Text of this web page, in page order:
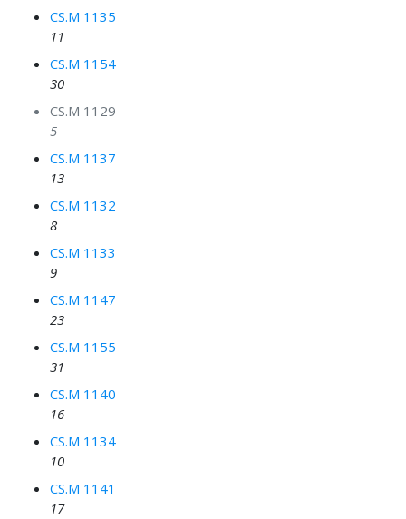
CS.M 1135
11
CS.M 1154
30
CS.M 1129
5
CS.M 1137
13
CS.M 1132
8
CS.M 1133
9
CS.M 1147
23
CS.M 1155
31
CS.M 1140
16
CS.M 1134
10
CS.M 1141
17